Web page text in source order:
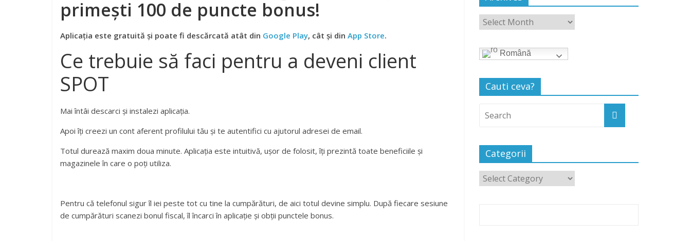
primești 100 de puncte bonus!
Aplicația este gratuită și poate fi descărcată atât din Google Play, cât și din App Store.
Ce trebuie să faci pentru a deveni client
SPOT
Mai întâi descarci și instalezi aplicația.
Apoi îți creezi un cont aferent profilului tău și te autentifici cu ajutorul adresei de email.
Totul durează maxim doua minute. Aplicația este intuitivă, ușor de folosit, îți prezintă toate beneficiile și
magazinele în care o poți utiliza.
Pentru că telefonul sigur îl iei peste tot cu tine la cumpărături, de aici totul devine simplu. După fiecare sesiune
de cumpărături scanezi bonul fiscal, îl încarci în aplicație și obții punctele bonus.
Română
Cauti ceva?
Categorii